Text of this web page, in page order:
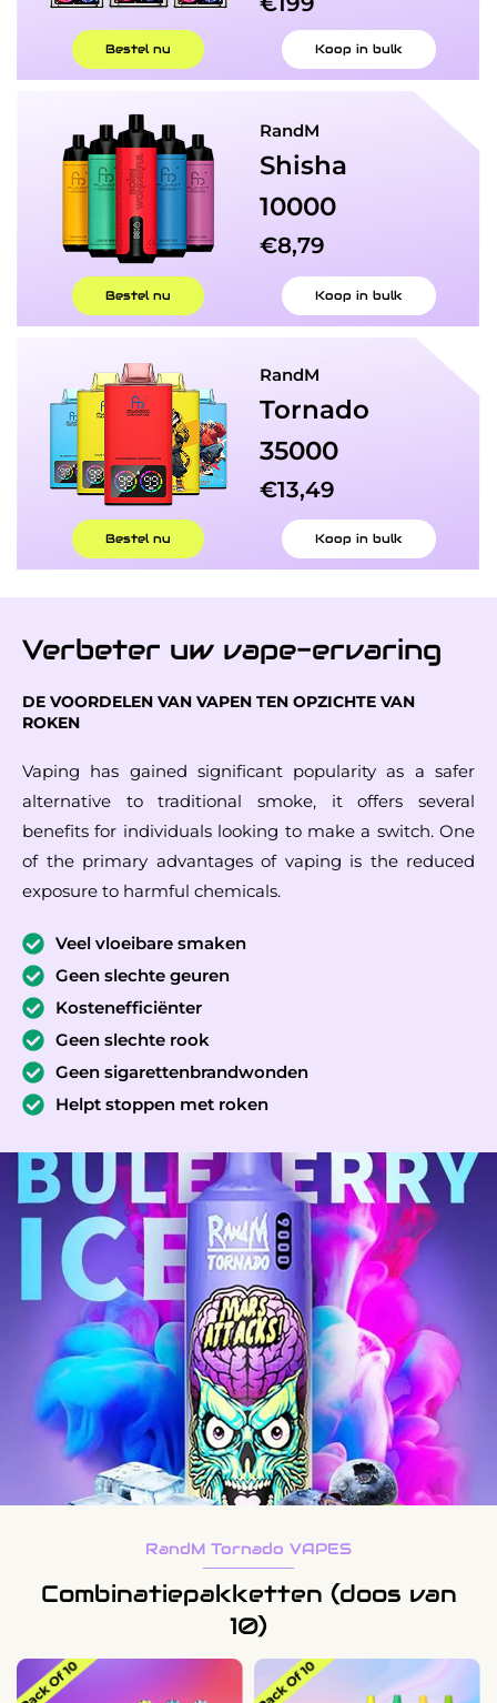
Bestel nu Koop in bulk
RandM
Shisha
10000
€8,79
Bestel nu Koop in bulk
RandM
Tornado
35000
€13,49
Bestel nu Koop in bulk
Verbeter uw vape-ervaring
DE VOORDELEN VAN VAPEN TEN OPZICHTE VAN
ROKEN
Vaping has gained significant popularity as a safer
alternative to traditional smoke, it offers several
benefits for individuals looking to make a switch. One
of the primary advantages of vaping is the reduced
exposure to harmful chemicals.
Veel vloeibare smaken
Geen slechte geuren
Kostenefficiënter
Geen slechte rook
Geen sigarettenbrandwonden
Helpt stoppen met roken
RandM Tornado VAPES
Combinatiepakketten (doos van
10)